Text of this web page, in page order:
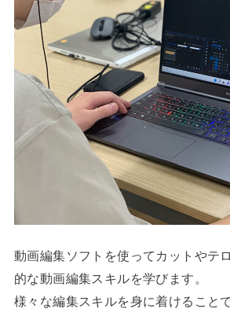
動画編集ソフトを使ってカットやテ
的な動画編集スキルを学びます。
様々な編集スキルを身に着けること